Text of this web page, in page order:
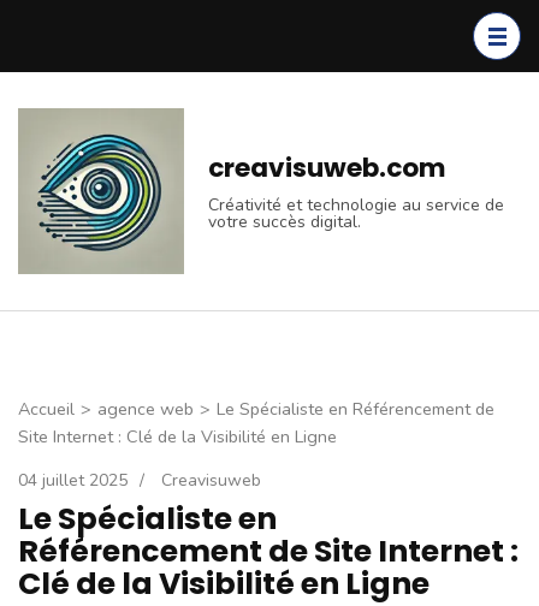
(Pressez
Entrée)
creavisuweb.com
Créativité et technologie au service de
votre succès digital.
Accueil > agence web > Le Spécialiste en Référencement de
Site Internet : Clé de la Visibilité en Ligne
04 juillet 2025 / Creavisuweb
Le Spécialiste en
Référencement de Site Internet :
Clé de la Visibilité en Ligne